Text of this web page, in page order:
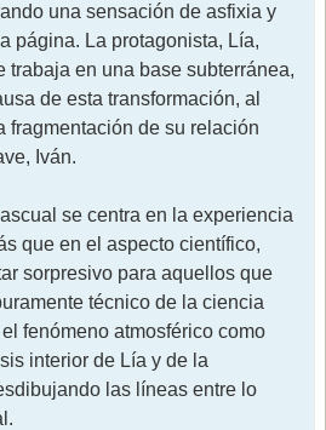
una sensación de asfixia y
página. La protagonista, Lía,
trabaja en una base subterránea,
de esta transformación, al
fragmentación de su relación
Iván.
se centra en la experiencia
que en el aspecto científico,
sorpresivo para aquellos que
técnico de la ciencia
fenómeno atmosférico como
interior de Lía y de la
las líneas entre lo